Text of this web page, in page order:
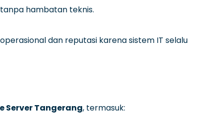
hambatan teknis.
dan reputasi karena sistem IT selalu
Server Tangerang, termasuk: